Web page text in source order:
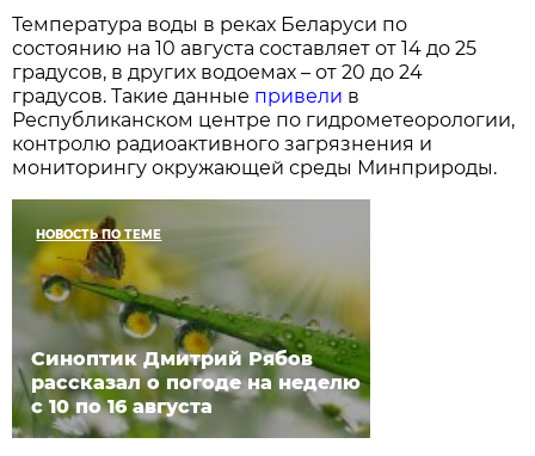
Температура воды в реках Беларуси по
состоянию на 10 августа составляет от 14 до 25
градусов, в других водоемах – от 20 до 24
градусов. Такие данные привели в
Республиканском центре по гидрометеорологии,
контролю радиоактивного загрязнения и
мониторингу окружающей среды Минприроды.
НОВОСТЬ ПО ТЕМЕ
Синоптик Дмитрий Рябов
рассказал о погоде на неделю
с 10 по 16 августа